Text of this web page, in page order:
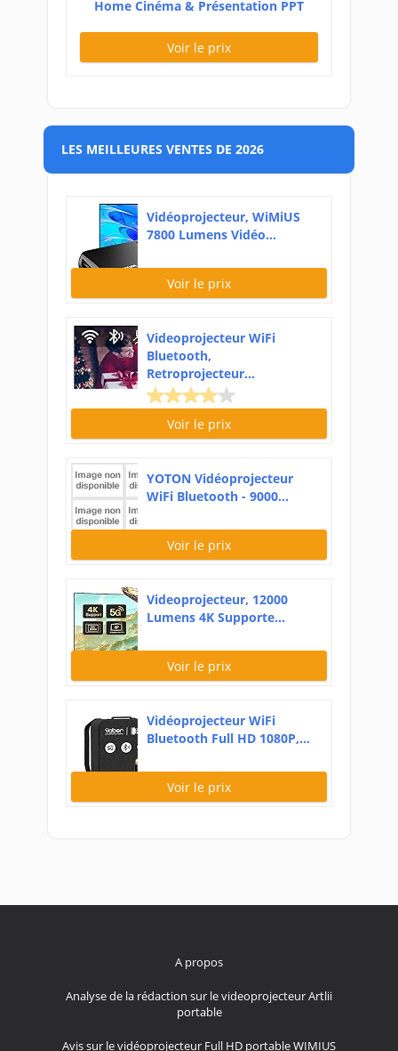
Home Cinéma & Présentation PPT
Voir le prix
LES MEILLEURES VENTES DE 2026
Vidéoprojecteur, WiMiUS
7800 Lumens Vidéo...
Voir le prix
Videoprojecteur WiFi
Bluetooth,
Retroprojecteur...
Voir le prix
YOTON Vidéoprojecteur
WiFi Bluetooth - 9000...
Voir le prix
Videoprojecteur, 12000
Lumens 4K Supporte...
Voir le prix
Vidéoprojecteur WiFi
Bluetooth Full HD 1080P,...
Voir le prix
A propos
Analyse de la rédaction sur le videoprojecteur Artlii
portable
Avis sur le vidéoprojecteur Full HD portable WIMIUS